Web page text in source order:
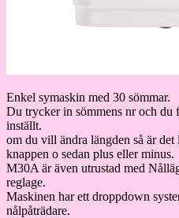
Enkel symaskin med 30 sömmar.
Du trycker in sömmens nr och du
inställt.
om du vill ändra längden så är
knappen o sedan plus eller minus.
M30A är även utrustad med
reglage.
Maskinen har ett droppdown
nålpåträdare.